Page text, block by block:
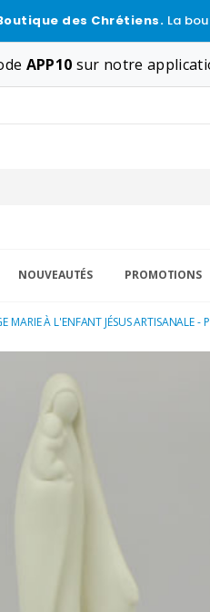
des Chrétiens. La
APP10 sur notre
NOUVEAUTÉS PROMOTIONS
MARIE À L'ENFANT JÉSUS ARTISANALE -